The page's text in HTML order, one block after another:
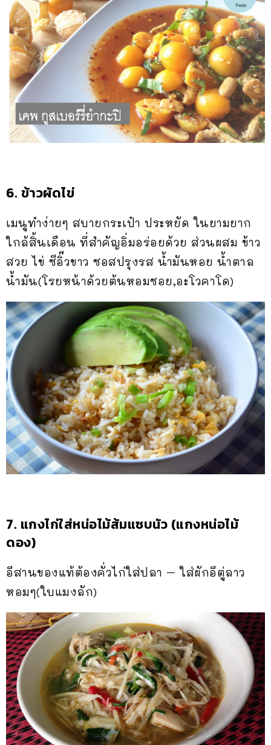
6. ข้าวผัดไข่
เมนูทำง่ายๆ สบายกระเป๋า ประหยัด ในยามยาก
ใกล้สิ้นเดือน ที่สำคัญอิ่มอร่อยด้วย ส่วนผสม ข้าว
สวย ไข่ ซีอิ๊วขาว ซอสปรุงรส น้ำมันหอย น้ำตาล
น้ำมัน(โรยหน้าด้วยต้นหอมซอย,อะโวคาโด)
7. แกงไก่ใส่หน่อไม้ส้มแซบนัว (แกงหน่อไม้
ดอง)
อีสานของแท้ต้องคั่วไก่ใส่ปลา – ใส่ผักอีตู่ลาว
หอมๆ(ใบแมงลัก)